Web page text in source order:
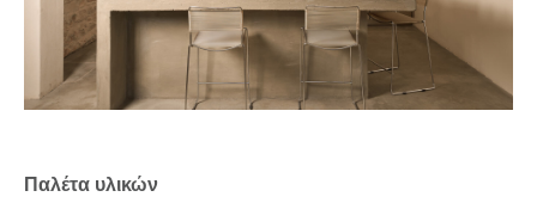
Παλέτα υλικών